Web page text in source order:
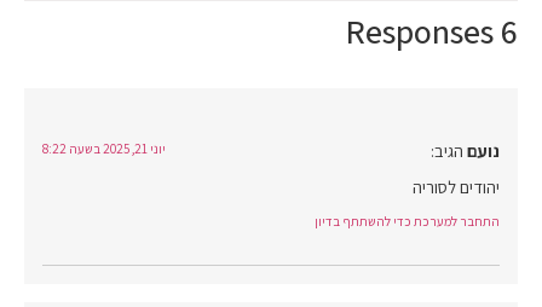
6 Responses
נועם הגיב: יוני 21, 2025 בשעה 8:22
יהודים לסוריה
התחבר למערכת כדי להשתתף בדיון